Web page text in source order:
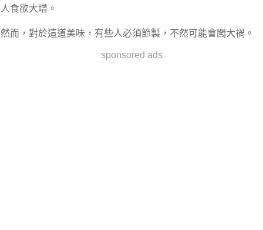
人食欲大增。
然而，對於這道美味，有些人必須節製，不然可能會闖大禍。
sponsored ads